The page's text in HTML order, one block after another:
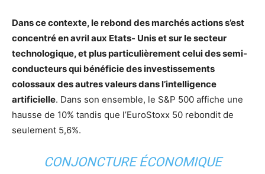
Dans ce contexte, le rebond des marchés actions s’est
concentré en avril aux Etats- Unis et sur le secteur
technologique, et plus particulièrement celui des semi-
conducteurs qui bénéficie des investissements
colossaux des autres valeurs dans l’intelligence
artificielle. Dans son ensemble, le S&P 500 affiche une
hausse de 10% tandis que l’EuroStoxx 50 rebondit de
seulement 5,6%.
CONJONCTURE ÉCONOMIQUE